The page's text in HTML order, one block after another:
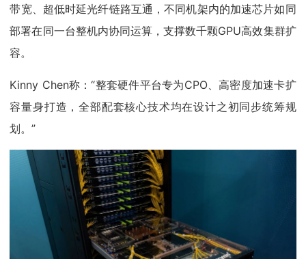
带宽、超低时延光纤链路互通，不同机架内的加速芯片如同
部署在同一台整机内协同运算，支撑数千颗GPU高效集群扩
容。
Kinny Chen称：“整套硬件平台专为CPO、高密度加速卡扩
容量身打造，全部配套核心技术均在设计之初同步统筹规
划。”